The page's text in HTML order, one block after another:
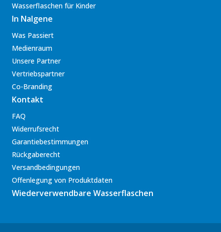
Wasserflaschen für Kinder
In Nalgene
Was Passiert
Medienraum
Unsere Partner
Vertriebspartner
Co-Branding
Kontakt
FAQ
Widerrufsrecht
Garantiebestimmungen
Rückgaberecht
Versandbedingungen
Offenlegung von Produktdaten
Wiederverwendbare Wasserflaschen